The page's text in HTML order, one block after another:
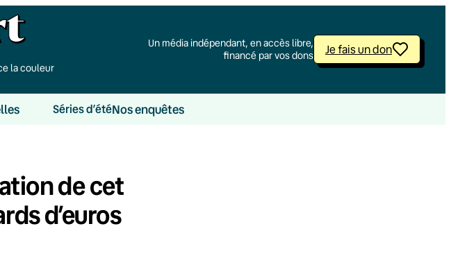
la couleur
Un média indépendant, en accès libre,
financé par vos dons
Je fais un don
Séries d’étéNos enquêtes
de cet
d’euros